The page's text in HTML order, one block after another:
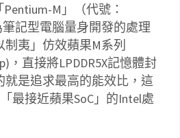
M」（代號：
記型電腦量身開發的處理
夷」仿效蘋果M系列
，直接將LPDDR5X記憶體封
是追求最高的能效比，這
最接近蘋果SoC」的Intel處